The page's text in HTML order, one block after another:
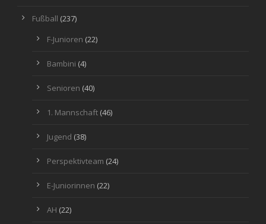
Fußball (237)
F-Junioren (22)
Bambini (4)
Senioren (40)
1. Mannschaft (46)
Jugend (38)
Perspektivteam (24)
E-Juniorinnen (22)
AH (22)